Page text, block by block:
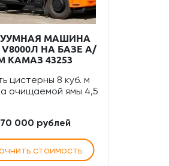
МАШИНА
НА БАЗЕ А/
КАМАЗ 43253
цистерны 8 куб. м
очищаемой ямы 4,5
000 рублей
стоимость